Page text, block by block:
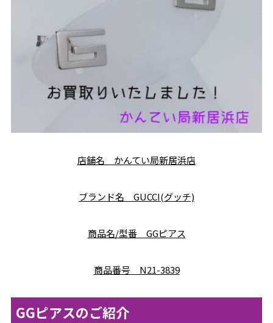
店舗名 かんてい局新居浜店
ブランド名 GUCCI(グッチ)
商品名/型番 GGピアス
商品番号 N21-3839
GGピアスのご紹介